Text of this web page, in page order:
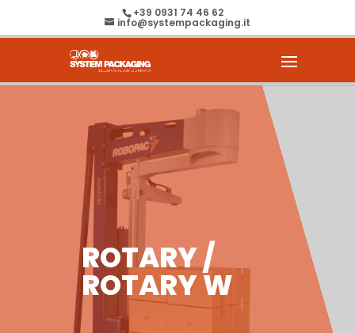
+39 0931 74 46 62
info@systempackaging.it
ROTARY /
ROTARY W